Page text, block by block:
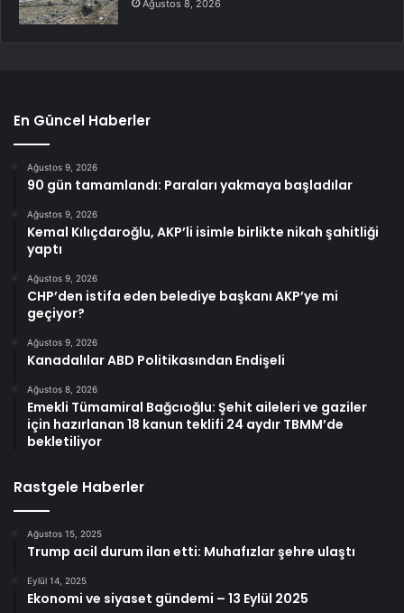
Ağustos 8, 2026
En Güncel Haberler
Ağustos 9, 2026
90 gün tamamlandı: Paraları yakmaya başladılar
Ağustos 9, 2026
Kemal Kılıçdaroğlu, AKP’li isimle birlikte nikah şahitliği
yaptı
Ağustos 9, 2026
CHP’den istifa eden belediye başkanı AKP’ye mi
geçiyor?
Ağustos 9, 2026
Kanadalılar ABD Politikasından Endişeli
Ağustos 8, 2026
Emekli Tümamiral Bağcıoğlu: Şehit aileleri ve gaziler
için hazırlanan 18 kanun teklifi 24 aydır TBMM’de
bekletiliyor
Rastgele Haberler
Ağustos 15, 2025
Trump acil durum ilan etti: Muhafızlar şehre ulaştı
Eylül 14, 2025
Ekonomi ve siyaset gündemi – 13 Eylül 2025